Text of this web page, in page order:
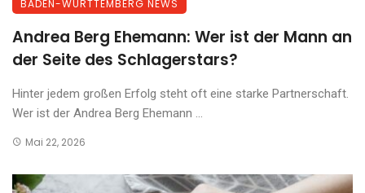
BADEN-WÜRTTEMBERG NEWS
Andrea Berg Ehemann: Wer ist der Mann an
der Seite des Schlagerstars?
Hinter jedem großen Erfolg steht oft eine starke Partnerschaft.
Wer ist der Andrea Berg Ehemann ...
Mai 22, 2026